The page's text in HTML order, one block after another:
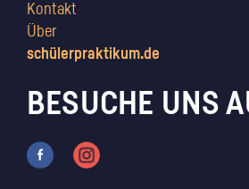
Kontakt
Über
schülerpraktikum.de
BESUCHE UNS